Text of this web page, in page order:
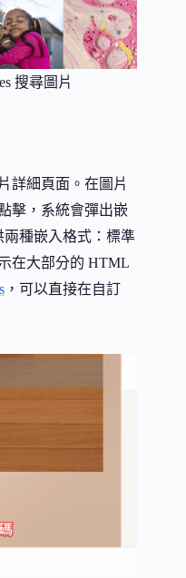
搜尋圖片
詳細頁面。在圖片
擊，系統會彈出嵌
兩種嵌入格式：標準
在大部分的 HTML
，可以直接在自訂